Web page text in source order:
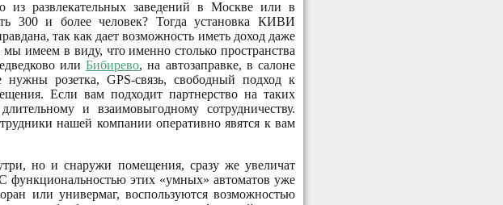
из развлекательных заведений в Москве или в
300 и более человек? Тогда установка КИВИ
так как дает возможность иметь доход даже
имеем в виду, что именно столько пространства
илиБибирево, на автозаправке, в салоне
розетка, GPS-связь, свободный подход к
Если вам подходит партнерство на таких
и взаимовыгодному сотрудничеству.
нашей компании оперативно явятся к вам
но и снаружи помещения, сразу же увеличат
функциональностью этих «умных» автоматов уже
или универмаг, воспользуются возможностью